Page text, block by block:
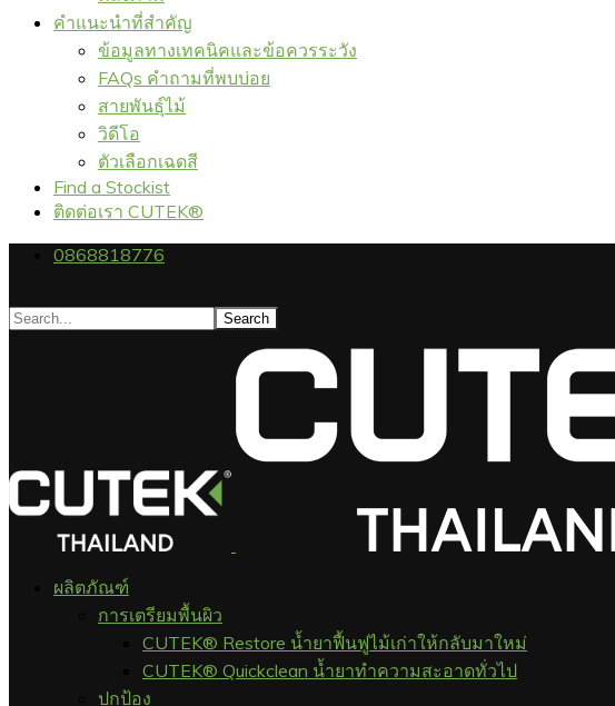
คำแนะนำที่สำคัญ
ข้อมูลทางเทคนิคและข้อควรระวัง
FAQs คำถามที่พบบ่อย
สายพันธุ์ไม้
วิดีโอ
ตัวเลือกเฉดสี
Find a Stockist
ติดต่อเรา CUTEK®
0868818776
ผลิตภัณฑ์
การเตรียมพื้นผิว
CUTEK® Restore น้ำยาฟื้นฟูไม้เก่าให้กลับมาใหม่
CUTEK® Quickclean น้ำยาทำความสะอาดทั่วไป
ปกป้อง